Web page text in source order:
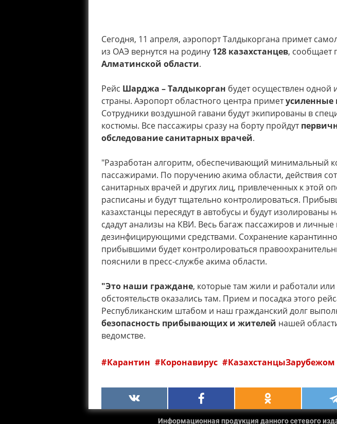
Сегодня, 11 апреля, аэропорт Талдыкоргана примет
из ОАЭ вернутся на родину 128 казахстанцев, сообщает
Алматинской области.
Рейс Шарджа – Талдыкорган будет осуществлен одной
страны. Аэропорт областного центра приметусиленные
Сотрудники воздушной гавани будут экипированы в
костюмы. Все пассажиры сразу на борту пройдут
обследование санитарных врачей.
"Разработан алгоритм, обеспечивающий минимальный
пассажирами. По поручению акима области, действия
санитарных врачей и других лиц, привлеченных к этой
расписаны и будут тщательно контролироваться.
казахстанцы пересядут в автобусы и будут изолированы
сдадут анализы на КВИ. Весь багаж пассажиров и
дезинфицирующими средствами. Сохранение
прибывшими будет контролироваться
пояснили в пресс-службе акима области.
"Это наши граждане, которые там жили и работали
обстоятельств оказались там. Прием и посадка этого
Республиканским штабом и наш гражданский долг
безопасность прибывающих и жителей нашей
ведомстве.
Карантин Коронавирус КазахстанцыЗарубежом
Информационная продукция данного сетевого